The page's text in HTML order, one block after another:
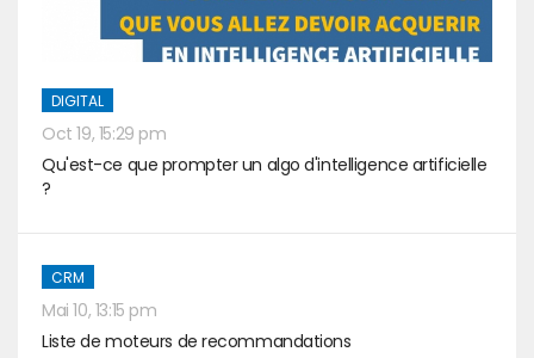
DIGITAL
Oct 19, 15:29 pm
Qu'est-ce que prompter un algo d'intelligence artificielle
?
CRM
Mai 10, 13:15 pm
Liste de moteurs de recommandations